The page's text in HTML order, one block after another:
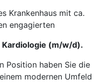
Krankenhaus mit ca.
engagierten
(m/w/d).
Position haben Sie die
modernen Umfeld